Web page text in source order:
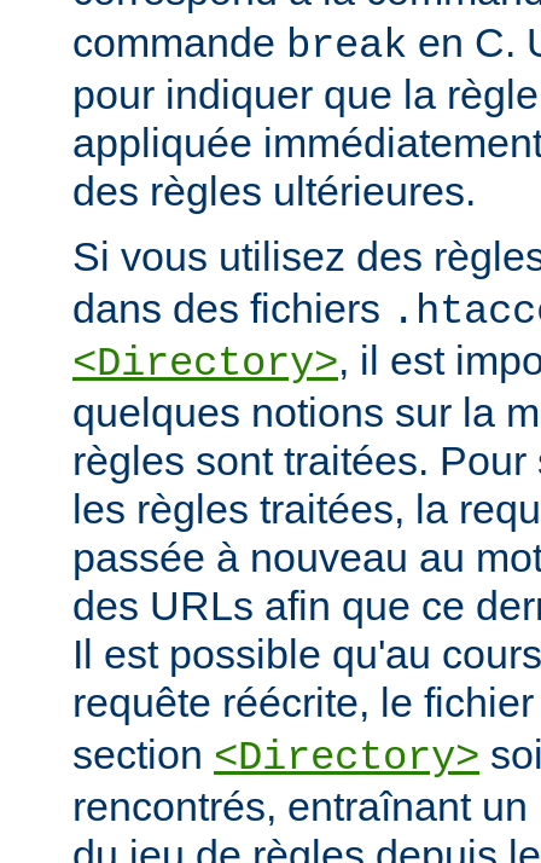
commande break en C.
pour indiquer que la
appliquée
des règles ultérieures.
Si vous utilisez des
dans des fichiers
<Directory>, il est
quelques notions sur la
règles sont traitées.
les règles traitées, la
passée à nouveau au
des URLs afin que ce
Il est possible qu'au
requête réécrite, le
section <Directory>
rencontrés, entraînant